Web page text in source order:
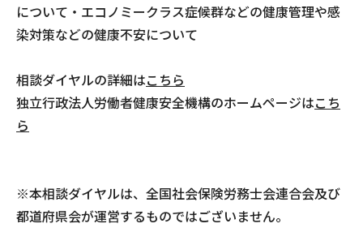
について・エコノミークラス症候群などの健康管理や感
染対策などの健康不安について
相談ダイヤルの詳細はこちら
独立行政法人労働者健康安全機構のホームページはこち
ら
※本相談ダイヤルは、全国社会保険労務士会連合会及び
都道府県会が運営するものではございません。